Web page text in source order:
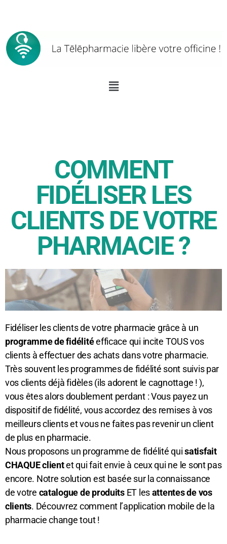
COMMENT
FIDÉLISER LES
CLIENTS DE VOTRE
PHARMACIE ?
Fidéliser les clients de votre pharmacie grâce à un
programme de fidélitéefficace qui incite TOUS vos
clients à effectuer des achats dans votre pharmacie.
Très souvent les programmes de fidélité sont suivis par
vos clients déjà fidèles (ils adorent le cagnottage ! ),
vous êtes alors doublement perdant : Vous payez un
dispositif de fidélité, vous accordez des remises à vos
meilleurs clients et vous ne faites pas revenir un client
de plus en pharmacie.
Nous proposons un programme de fidélité quisatisfait
CHAQUE clientet qui fait envie à ceux qui ne le sont pas
encore. Notre solution est basée sur la connaissance
de votre catalogue de produitsET lesattentes de vos
clients. Découvrez comment l’application mobile de la
pharmacie change tout !